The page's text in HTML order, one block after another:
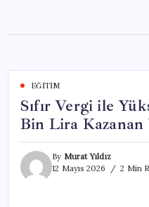
content
EĞITIM
Sıfır Vergi ile
Bin Lira Kazanan
By Murat Yıldız
12 Mayıs 2026
2 Min